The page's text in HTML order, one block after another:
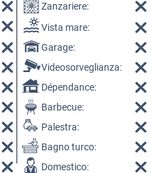
Zanzariere:
Vista mare:
Garage:
Videosorveglianza:
Dépendance:
Barbecue:
Palestra:
Bagno turco:
Domestico: